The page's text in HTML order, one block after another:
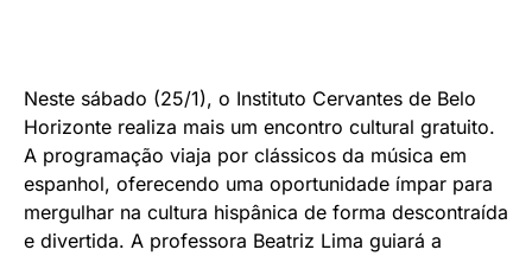
Neste sábado (25/1), o Instituto Cervantes de Belo
Horizonte realiza mais um encontro cultural gratuito.
A programação viaja por clássicos da música em
espanhol, oferecendo uma oportunidade ímpar para
mergulhar na cultura hispânica de forma descontraída
e divertida. A professora Beatriz Lima guiará a